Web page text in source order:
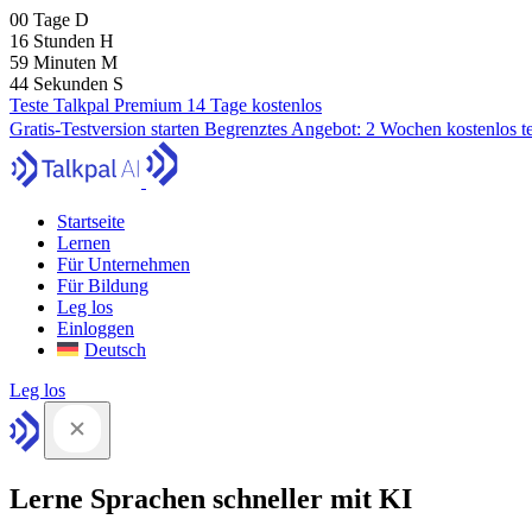
00 Tage D
16 Stunden H
59 Minuten M
43 Sekunden S
Teste Talkpal Premium 14 Tage kostenlos
Gratis-Testversion starten Begrenztes Angebot: 2 Wochen kostenlos
Startseite
Lernen
Für Unternehmen
Für Bildung
Leg los
Einloggen
Deutsch
Leg los
Lerne Sprachen schneller mit KI